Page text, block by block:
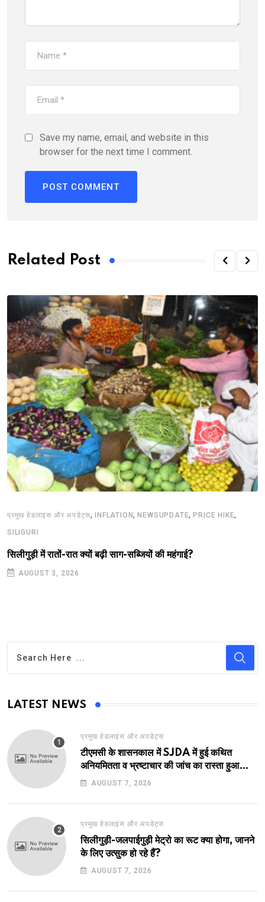
Save my name, email, and website in this
browser for the next time I comment.
Related Post
प्रमुख हेडलाइंस और अपडेट्स,INFLATION,NEWSUPDATE,PRICE HIKE,
SILIGURI
सिलीगुड़ी में रातों-रात क्यों बढ़ी साग-सब्जियों की महंगाई?
AUGUST 3, 2026
LATEST NEWS
प्रमुख हेडलाइंस और अपडेट्स
टीएमसी के शासनकाल में SJDA में हुई कथित
अनियमितता व भ्रष्टाचार की जांच का रास्ता हुआ
प्रशस्त! एक नए अवतार में लौटा SJDA!
AUGUST 7, 2026
प्रमुख हेडलाइंस और अपडेट्स
सिलीगुड़ी-जलपाईगुड़ी मेट्रो का रूट क्या होगा, जानने
के लिए उत्सुक हो रहे हैं?
AUGUST 7, 2026